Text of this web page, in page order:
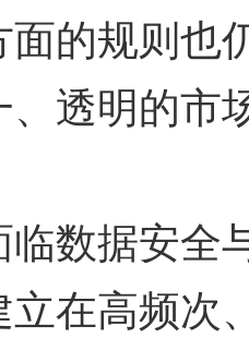
的规则也
透明的市
据安全
在高频次